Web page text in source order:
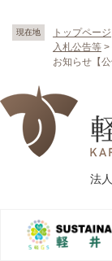
現在地 トップページ
入札公告等 >
お知らせ【公
法